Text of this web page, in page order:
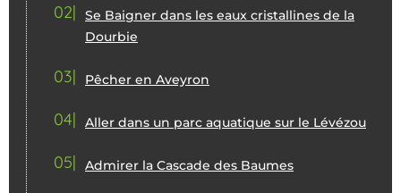
02
Se Baigner dans les eaux cristallines de la
Dourbie
03 Pêcher en Aveyron
04 Aller dans un parc aquatique sur le Lévézou
05 Admirer la Cascade des Baumes